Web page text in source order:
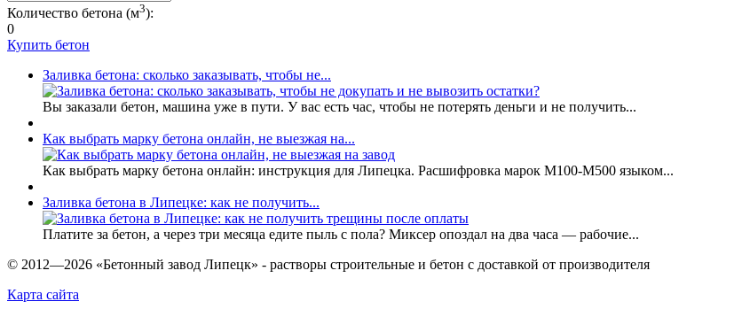
Количество бетона (м3):
0
Купить бетон
Заливка бетона: сколько заказывать, чтобы не...
Вы заказали бетон, машина уже в пути. У вас есть час, чтобы не потерять деньги и не получить...
Как выбрать марку бетона онлайн, не выезжая на...
Как выбрать марку бетона онлайн: инструкция для Липецка. Расшифровка марок М100-М500 языком...
Заливка бетона в Липецке: как не получить...
Платите за бетон, а через три месяца едите пыль с пола? Миксер опоздал на два часа — рабочие...
© 2012—2026 «Бетонный завод Липецк» - растворы строительные и бетон с доставкой от производителя
Карта сайта